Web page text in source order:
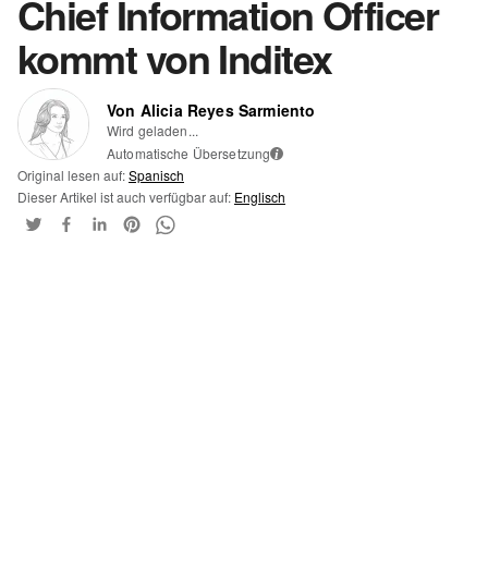
Chief Information Officer
kommt von Inditex
Von Alicia Reyes Sarmiento
Wird geladen...
Automatische Übersetzung i
Original lesen auf:Spanisch
Dieser Artikel ist auch verfügbar auf: Englisch